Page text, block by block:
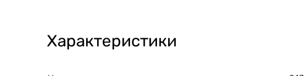
Характеристики